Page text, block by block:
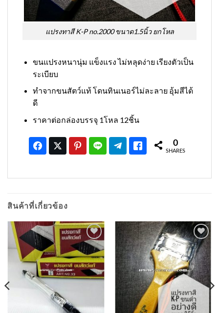
แปรงทาสี K-P no.2000 ขนาด1.5นิ้ว ยกโหล
ขนแปรงหนานุ่ม แข็งแรง ไม่หลุดง่าย เรียงตัวเป็น
ระเบียบ
ทำจากขนสัตว์แท้ โดนทินเนอร์ไม่ละลาย อุ้มสีได้
ดี
ราคาต่อกล่องบรรจุ 1โหล 12ชิ้น
0
SHARES
สินค้าที่เกี่ยวข้อง
เพิ่มเข้า
ใน
รายการ
ที่
ติดตาม
เพิ่มเข้า
ใน
รายการ
ที่
ติดตาม